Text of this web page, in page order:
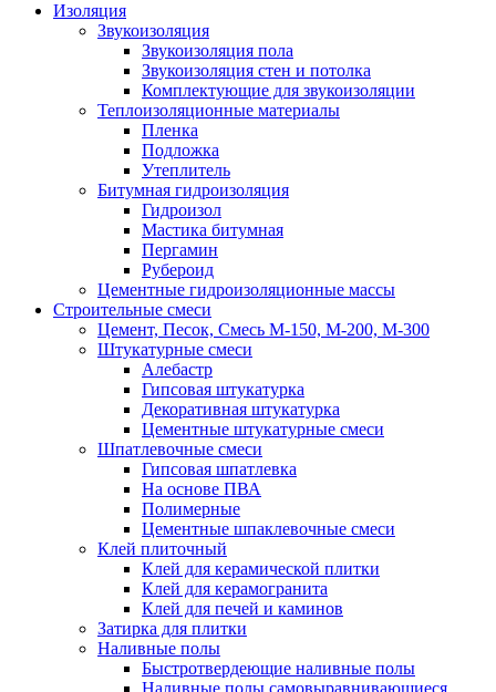
Изоляция
Звукоизоляция
Звукоизоляция пола
Звукоизоляция стен и потолка
Комплектующие для звукоизоляции
Теплоизоляционные материалы
Пленка
Подложка
Утеплитель
Битумная гидроизоляция
Гидроизол
Мастика битумная
Пергамин
Рубероид
Цементные гидроизоляционные массы
Строительные смеси
Цемент, Песок, Смесь М-150, М-200, М-300
Штукатурные смеси
Алебастр
Гипсовая штукатурка
Декоративная штукатурка
Цементные штукатурные смеси
Шпатлевочные смеси
Гипсовая шпатлевка
На основе ПВА
Полимерные
Цементные шпаклевочные смеси
Клей плиточный
Клей для керамической плитки
Клей для керамогранита
Клей для печей и каминов
Затирка для плитки
Наливные полы
Быстротвердеющие наливные полы
Наливные полы самовыравнивающиеся